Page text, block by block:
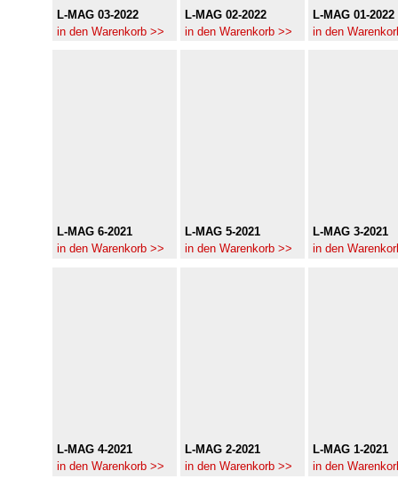
L-MAG 03-2022
in den Warenkorb >>
L-MAG 02-2022
in den Warenkorb >>
L-MAG 01-2022
in den
L-MAG 6-2021
in den Warenkorb >>
L-MAG 5-2021
in den Warenkorb >>
L-MAG 3-2021
in den
L-MAG 4-2021
in den Warenkorb >>
L-MAG 2-2021
in den Warenkorb >>
L-MAG 1-2021
in den